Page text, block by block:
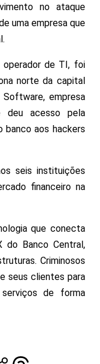
no ataque
uma empresa que
operador de TI, foi
norte da capital
empresa
deu acesso pela
banco aos hackers
seis instituições
financeiro na
que conecta
do Banco Central,
Criminosos
seus clientes para
de forma